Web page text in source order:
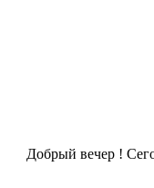
Добрый вечер !